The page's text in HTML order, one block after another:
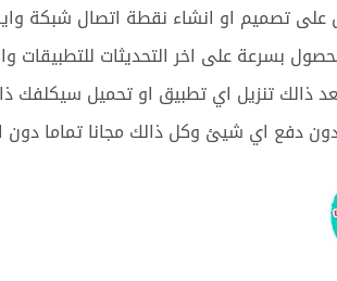
على تصميم او انشاء نقطة اتصال شبكة
بسرعة على اخر التحديثات
ذالك تنزيل اي تطبيق او تحميل
دفع اي شيئ وكل ذالك مجانا تماما